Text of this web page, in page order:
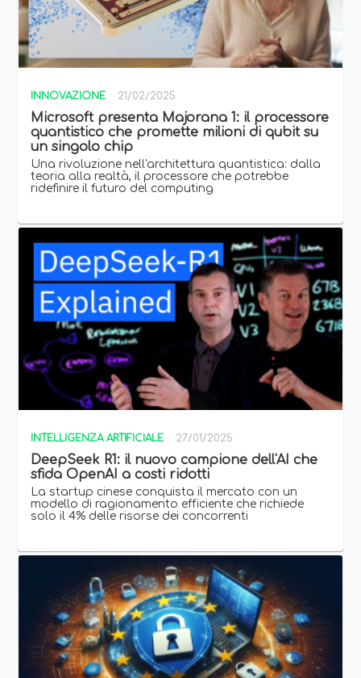
INNOVAZIONE 21/02/2025
Microsoft presenta Majorana 1: il processore
quantistico che promette milioni di qubit su
un singolo chip
Una rivoluzione nell'architettura quantistica: dalla
teoria alla realtà, il processore che potrebbe
ridefinire il futuro del computing
INTELLIGENZA ARTIFICIALE 27/01/2025
DeepSeek R1: il nuovo campione dell'AI che
sfida OpenAI a costi ridotti
La startup cinese conquista il mercato con un
modello di ragionamento efficiente che richiede
solo il 4% delle risorse dei concorrenti